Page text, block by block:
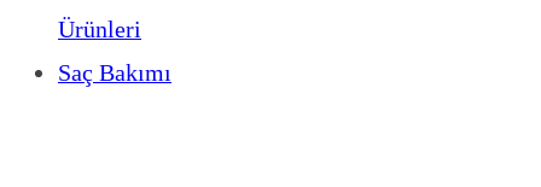
Ürünleri
Saç Bakımı